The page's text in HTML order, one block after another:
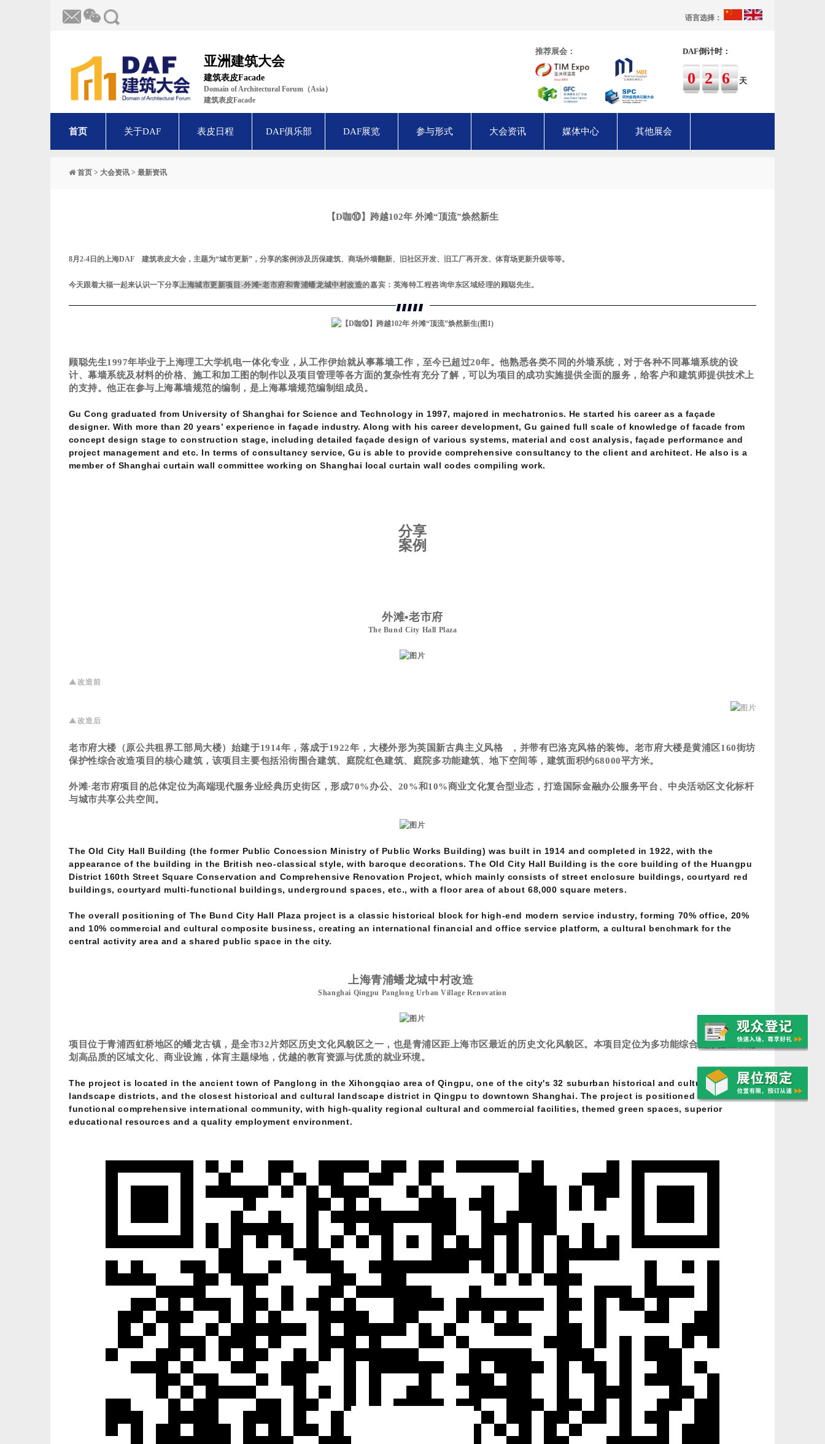
语言选择：
亚洲建筑大会
建筑表皮Facade
Domain of Architectural Forum（Asia）
建筑表皮Facade
推荐展会： DAF倒计时：
026 天
首页 关于DAF 表皮日程 DAF俱乐部 DAF展览 参与形式 大会资讯 媒体中心 其他展会
首页 > 大会资讯 > 最新资讯
【D咖⑩】跨越102年 外滩“顶流”焕然新生
8月2-4日的上海DAF 建筑表皮大会，主题为“城市更新”，分享的案例涉及历保建筑、商场外墙翻新、旧社区开发、旧工厂再开发、体育场更新升级等等。
今天跟着大福一起来认识一下分享上海城市更新项目-外滩•老市府和青浦蟠龙城中村改造的嘉宾： 英海特工程咨询华东区域经理的顾聪先生。
顾聪先生1997年毕业于上海理工大学机电一体化专业，从工作伊始就从事幕墙工作，至今已超过20年。他熟悉各类不同的外墙系统，对于各种不同幕墙系统的设
计、幕墙系统及材料的价格、施工和加工图的制作以及项目管理等各方面的复杂性有充分了解，可以为项目的成功实施提供全面的服务，给客户和建筑师提供技术上
的支持。他正在参与上海幕墙规范的编制，是上海幕墙规范编制组成员。
Gu Cong graduated from University of Shanghai for Science and Technology in 1997, majored in mechatronics. He started his career as a façade
designer. With more than 20 years’ experience in façade industry. Along with his career development, Gu gained full scale of knowledge of facade from
concept design stage to construction stage, including detailed façade design of various systems, material and cost analysis, façade performance and
project management and etc. In terms of consultancy service, Gu is able to provide comprehensive consultancy to the client and architect. He also is a
member of Shanghai curtain wall committee working on Shanghai local curtain wall codes compiling work.
分享
案例
外滩•老市府
The Bund City Hall Plaza
▲改造前
▲改造后
老市府大楼（原公共租界工部局大楼）始建于1914年，落成于1922年，大楼外形为英国新古典主义风格 ，并带有巴洛克风格的装饰。老市府大楼是黄浦区 160街坊
保护性综合改造项目的核心建筑，该项目主要包括沿街围合建筑、庭院红色建筑、庭院多功能建筑、地下空间等，建筑面积约68000平方米。
外滩·老市府项目的总体定位为高端现代服务业经典历史街区，形成70%办公、20%和10%商业文化复合型业态，打造国际金融办公服务平台、中央活动区文化标杆
与城市共享公共空间。
The Old City Hall Building (the former Public Concession Ministry of Public Works Building) was built in 1914 and completed in 1922, with the
appearance of the building in the British neo-classical style, with baroque decorations. The Old City Hall Building is the core building of the Huangpu
District 160th Street Square Conservation and Comprehensive Renovation Project, which mainly consists of street enclosure buildings, courtyard red
buildings, courtyard multi-functional buildings, underground spaces, etc., with a floor area of about 68,000 square meters.
The overall positioning of The Bund City Hall Plaza project is a classic historical block for high-end modern service industry, forming 70% office, 20%
and 10% commercial and cultural composite business, creating an international financial and office service platform, a cultural benchmark for the
central activity area and a shared public space in the city.
上海青浦蟠龙城中村改造
Shanghai Qingpu Panglong Urban Village Renovation
项目位于青浦西虹桥地区的蟠龙古镇，是全市32 片郊区历史文化风貌区之一，也是青浦区距上海市区最近的历史文化风貌区。本项目定位为多功能综合国际社区，规
划高品质的区域文化、商业设施，体肓主题绿地，优越的教肓资源与优质的就业环境。
The project is located in the ancient town of Panglong in the Xihongqiao area of Qingpu, one of the city's 32 suburban historical and cultural
landscape districts, and the closest historical and cultural landscape district in Qingpu to downtown Shanghai. The project is positioned as a multi-
functional comprehensive international community, with high-quality regional cultural and commercial facilities, themed green spaces, superior
educational resources and a quality employment environment.